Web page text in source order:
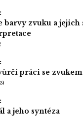
zvuku a jejich
práci se zvukem
a jeho syntéza